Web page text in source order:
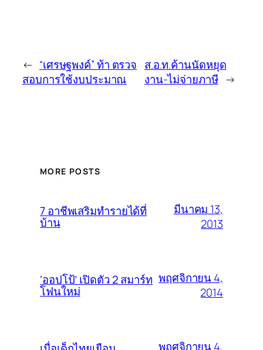
← “เศรษฐพงค์” ท้า ตรวจ
สอบการใช้งบประมาณ
ส.อ.ท.ค้านนัดหยุด
งาน-ไม่จ่ายภาษี →
MORE POSTS
7 อาชีพเสริมทำรายได้ที่
บ้าน
มีนาคม 13,
2013
‘ออปโป้’ เปิดตัว 2 สมาร์ท
โฟนใหม่
พฤศจิกายน 4,
2014
พฤศจิกายน 4,